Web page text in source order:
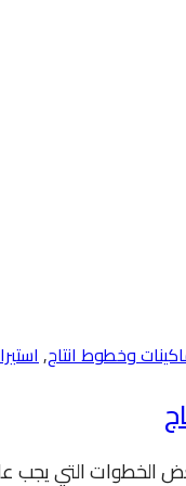
وخطوط انتاج,
التي يجب